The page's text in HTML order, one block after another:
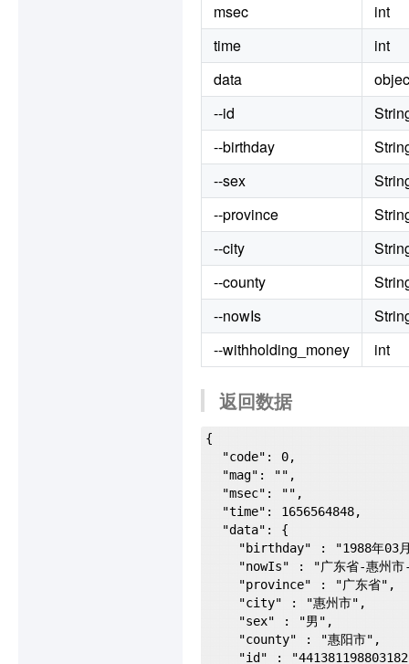
msec
int
time
int
data
--id
--birthday
--sex
--province
--city
--county
--nowIs
--withholding_money
int
返回数据
{